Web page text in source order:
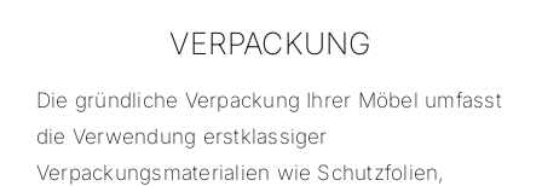
VERPACKUNG
Die gründliche Verpackung Ihrer Möbel umfasst
die Verwendung erstklassiger
Verpackungsmaterialien wie Schutzfolien,